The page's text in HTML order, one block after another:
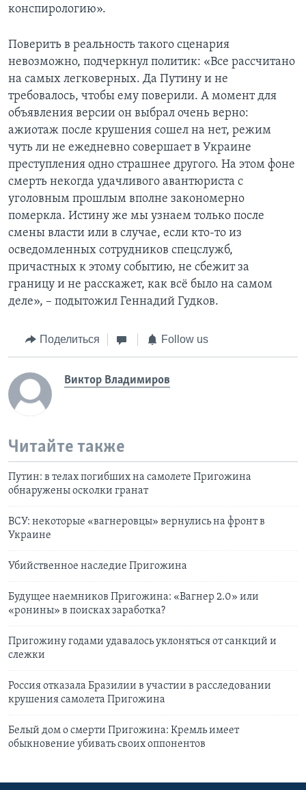
конспирологию».
Поверить в реальность такого сценария
невозможно, подчеркнул политик: «Все рассчитано
на самых легковерных. Да Путину и не
требовалось, чтобы ему поверили. А момент для
объявления версии он выбрал очень верно:
ажиотаж после крушения сошел на нет, режим
чуть ли не ежедневно совершает в Украине
преступления одно страшнее другого. На этом фоне
смерть некогда удачливого авантюриста с
уголовным прошлым вполне закономерно
померкла. Истину же мы узнаем только после
смены власти или в случае, если кто-то из
осведомленных сотрудников спецслужб,
причастных к этому событию, не сбежит за
границу и не расскажет, как всё было на самом
деле», – подытожил Геннадий Гудков.
Поделиться Follow us
Виктор Владимиров
Читайте также
Путин: в телах погибших на самолете Пригожина
обнаружены осколки гранат
ВСУ: некоторые «вагнеровцы» вернулись на фронт в
Украине
Убийственное наследие Пригожина
Будущее наемников Пригожина: «Вагнер 2.0» или
«ронины» в поисках заработка?
Пригожину годами удавалось уклоняться от санкций и
слежки
Россия отказала Бразилии в участии в расследовании
крушения самолета Пригожина
Белый дом о смерти Пригожина: Кремль имеет
обыкновение убивать своих оппонентов